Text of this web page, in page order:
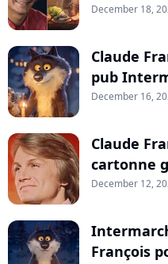
December 18,
Claude
pub
December 16,
Claude
cartonne
December 12,
François